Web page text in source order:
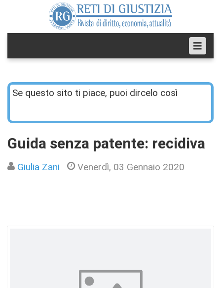
Se questo sito ti piace, puoi dircelo così
Guida senza patente: recidiva
Giulia Zani Venerdì, 03 Gennaio 2020